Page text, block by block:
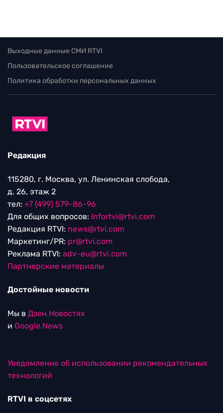
Выходные данные СМИ RTVI
Пользовательское соглашение
Политика обработки персональных данных
Редакция
115280, г. Москва, ул. Ленинская слобода,
д. 26, этаж 2
тел: +7 (499) 579-86-96
Для общих вопросов: Infortvi@rtvi.com
Редакция RTVI: news@rtvi.com
Маркетинг/PR: pr@rtvi.com
Реклама RTVI: adv-eu@rtvi.com
Партнерские материалы
Достойные новости
Мы в Дзен.Новостях
и Google.News
Уведомление об использовании рекомендательных
технологий
RTVI в соцсетях